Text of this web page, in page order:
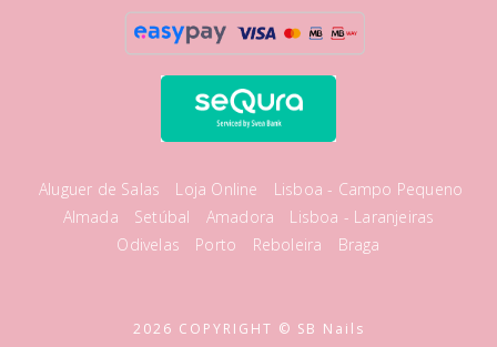
Aluguer de Salas Loja Online
Lisboa - Campo Pequeno
Almada
Setúbal Amadora
Lisboa - Laranjeiras
Odivelas
Porto Reboleira Braga
2026 COPYRIGHT © SB Nails